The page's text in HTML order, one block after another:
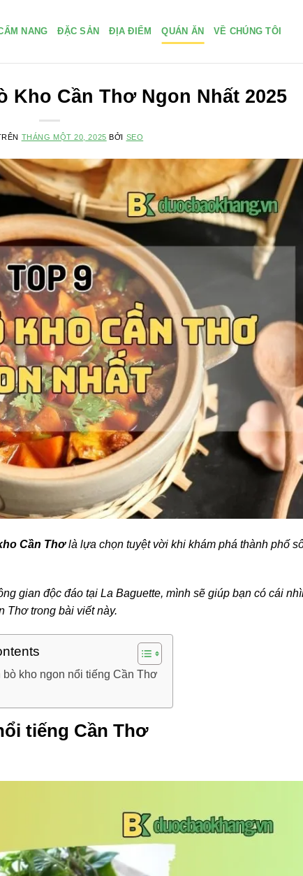
NANG ĐẶC SẢN ĐỊA ĐIỂM QUÁN ĂN VỀ CHÚNG TÔI
Kho Cần Thơ Ngon Nhất 2025
THÁNG MỘT 20, 2025 BỞI SEO
Cần Thơlà lựa chọn tuyệt vời khi khám phá thành phố
gian độc đáo tại La Baguette, mình sẽ giúp bạn có cái
Thơ trong bài viết này.
bò kho ngon nổi tiếng Cần Thơ
tiếng Cần Thơ